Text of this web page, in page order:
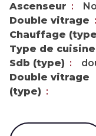
Ascenseur
Double vitrage
Chauffage
Type de cuisine
Sdb (type)
Double vitrage
(type)